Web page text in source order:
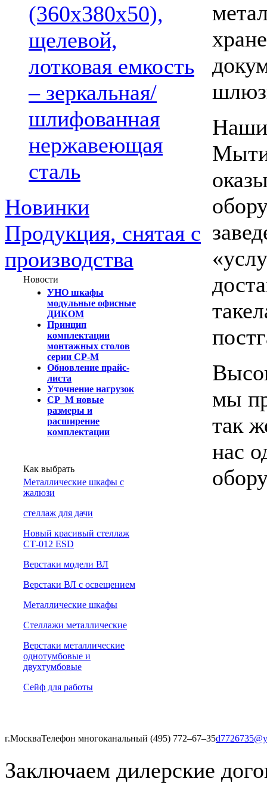
(360х380х50),
щелевой,
лотковая емкость
– зеркальная/
шлифованная
нержавеющая
сталь
Новинки
Продукция, снятая с
производства
Новости
УНО шкафы
модульные офисные
ДИКОМ
Принцип
комплектации
монтажных столов
серии СР-М
Обновление прайс-
листа
Уточнение нагрузок
СР_М новые
размеры и
расширение
комплектации
Как выбрать
Металлические шкафы с
жалюзи
cтеллаж для дачи
Новый красивый стеллаж
СТ-012 ESD
Верстаки модели ВЛ
Верстаки ВЛ с освещением
Металлические шкафы
Стеллажи металлические
Верстаки металлические
однотумбовые и
двухтумбовые
Сейф для работы
Наши
мы
так
нас
г.МоскваТелефон многоканальный (495) 772‒67‒35
Заключаем дилерские